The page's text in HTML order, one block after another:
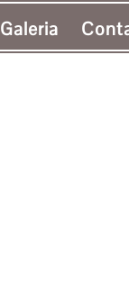
Galeria